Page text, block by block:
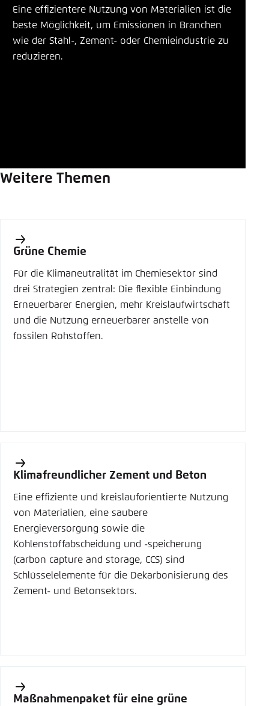
Eine effizientere Nutzung von Materialien ist die
beste Möglichkeit, um Emissionen in Branchen
wie der Stahl-, Zement- oder Chemieindustrie zu
reduzieren.
Weitere Themen
Grüne Chemie
Für die Klimaneutralität im Chemiesektor sind
drei Strategien zentral: Die flexible Einbindung
Erneuerbarer Energien, mehr Kreislaufwirtschaft
und die Nutzung erneuerbarer anstelle von
fossilen Rohstoffen.
Klimafreundlicher Zement und Beton
Eine effiziente und kreislauforientierte Nutzung
von Materialien, eine saubere
Energieversorgung sowie die
Kohlenstoffabscheidung und -speicherung
(carbon capture and storage, CCS) sind
Schlüsselelemente für die Dekarbonisierung des
Zement- und Betonsektors.
Maßnahmenpaket für eine grüne